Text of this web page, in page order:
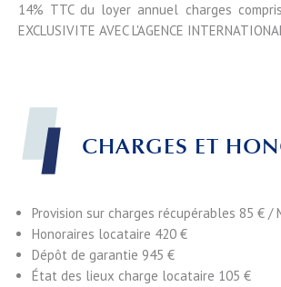
14% TTC du loyer annuel charges
EXCLUSIVITE AVEC L'AGENCE
CHARGES ET
Provision sur charges récupérables 85 € /
Honoraires locataire 420 €
Dépôt de garantie 945 €
État des lieux charge locataire 105 €